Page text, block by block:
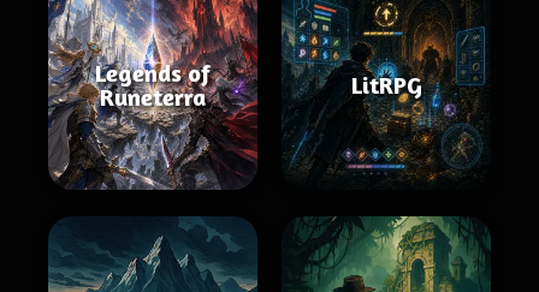
Legends of
Runeterra
LitRPG